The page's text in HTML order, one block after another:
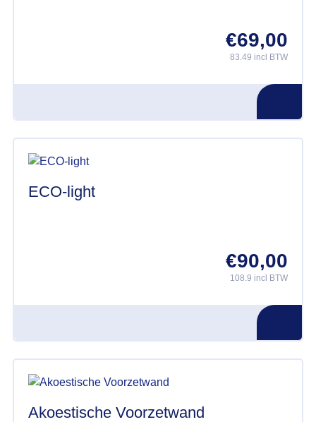
€69,00
83.49 incl BTW
ECO-light
€90,00
108.9 incl BTW
Akoestische Voorzetwand